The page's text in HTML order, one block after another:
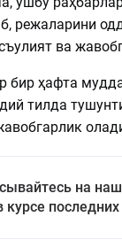
режаларини
ва
бир ҳафта
тилда
на наш
курсе последних